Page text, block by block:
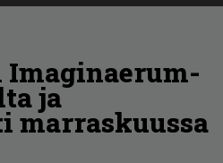
ja
marraskuussa